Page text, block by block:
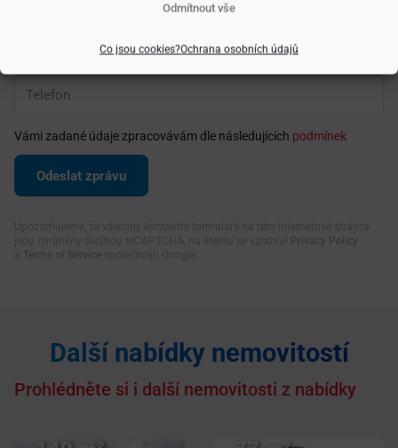
Odmítnout vše
Co jsou cookies?Ochrana osobních údajů
Vámi zadané údaje zpracovávám dle následujících podmínek
Privacy Policy
Terms of Service
Další nabídky nemovitostí
Prohlédněte si i další nemovitosti z nabídky
Pronájem
bytu 4+kk
v osobním